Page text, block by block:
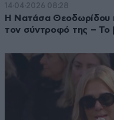
14·04·2026 08:28
Η Νατάσα Θεοδωρίδου
τον σύντροφό της – Το